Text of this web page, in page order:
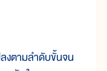
งตามลำดับขั้นจน